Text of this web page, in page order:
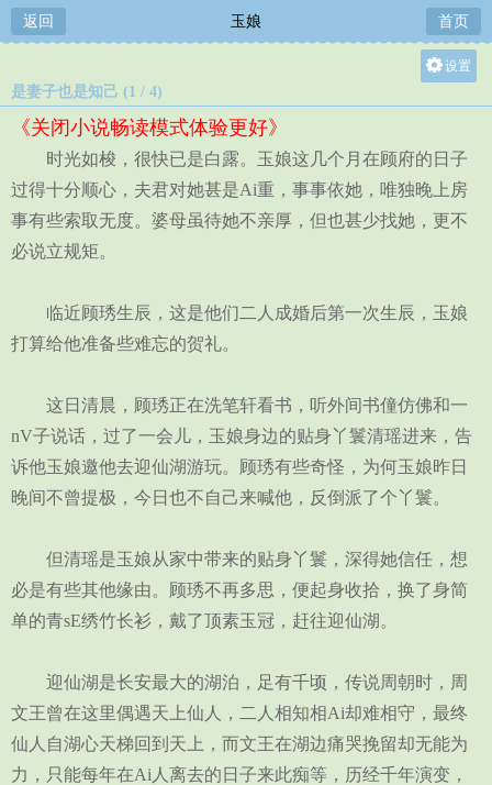
返回 玉娘 首页
设置
中
小
是妻子也是知己 (1 / 4)
《关闭小说畅读模式体验更好》
时光如梭，很快已是白露。玉娘这几个月在顾府的日子
过得十分顺心，夫君对她甚是Ai重，事事依她，唯独晚上房
事有些索取无度。婆母虽待她不亲厚，但也甚少找她，更不
必说立规矩。
临近顾琇生辰，这是他们二人成婚后第一次生辰，玉娘
打算给他准备些难忘的贺礼。
这日清晨，顾琇正在洗笔轩看书，听外间书僮仿佛和一
nV子说话，过了一会儿，玉娘身边的贴身丫鬟清瑶进来，告
诉他玉娘邀他去迎仙湖游玩。顾琇有些奇怪，为何玉娘昨日
晚间不曾提极，今日也不自己来喊他，反倒派了个丫鬟。
但清瑶是玉娘从家中带来的贴身丫鬟，深得她信任，想
必是有些其他缘由。顾琇不再多思，便起身收拾，换了身简
单的青sE绣竹长衫，戴了顶素玉冠，赶往迎仙湖。
迎仙湖是长安最大的湖泊，足有千顷，传说周朝时，周
文王曾在这里偶遇天上仙人，二人相知相Ai却难相守，最终
仙人自湖心天梯回到天上，而文王在湖边痛哭挽留却无能为
力，只能每年在Ai人离去的日子来此痴等，历经千年演变，